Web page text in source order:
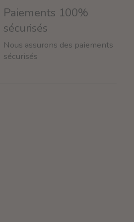
Paiements 100%
sécurisés
Nous assurons des paiements
sécurisés